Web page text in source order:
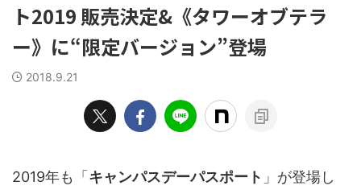
ト2019 販売決定&《タワーオブテラ
ー》に“限定バージョン”登場
2018.9.21
2019年も「キャンパスデーパスポート 」が登場し